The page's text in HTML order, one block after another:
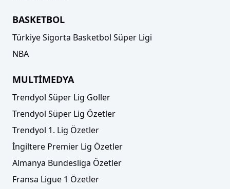
BASKETBOL
Türkiye Sigorta Basketbol Süper Ligi
NBA
MULTİMEDYA
Trendyol Süper Lig Goller
Trendyol Süper Lig Özetler
Trendyol 1. Lig Özetler
İngiltere Premier Lig Özetler
Almanya Bundesliga Özetler
Fransa Ligue 1 Özetler